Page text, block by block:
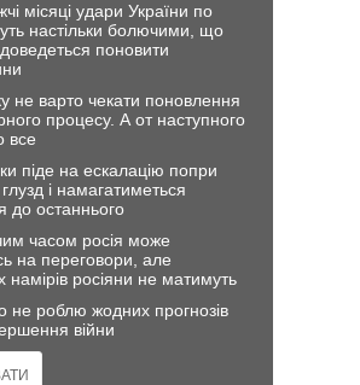
місяці удари України по
настільки болючими, що
поновити
не варто чекати поновлення
процесу. А от наступного
все
піде на ескалацію попри
і намагатиметься
до останнього
часом росія може
на переговори, але
намірів росіяни не матимуть
не роблю жодних прогнозів
війни